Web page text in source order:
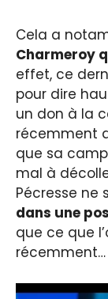
Cela a
Charmeroy
effet, ce
pour dire
un don à la
récemment
que sa
mal à
Pécresse ne
dans une
que ce que
récemment…